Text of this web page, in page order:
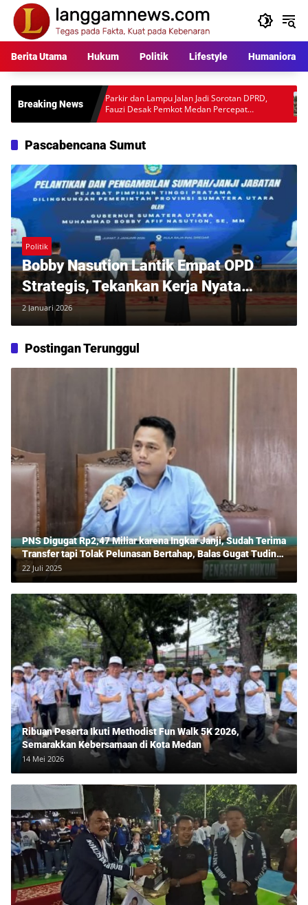
Langsung
konten
Berita Utama Hukum Politik Lifestyle Humaniora
Breaking NewsParkir dan Lampu Jalan Jadi Sorotan DPRD,
Fauzi Desak Pemkot Medan Percepat
Pembenahan
Warga
Rp397
Pascabencana Sumut
Politik
Bobby Nasution Lantik Empat OPD
Strategis, Tekankan Kerja Nyata
Pascabencana
2 Januari 2026
Postingan Terunggul
PNS Digugat Rp2,47 Miliar karena Ingkar Janji, Sudah Terima
Transfer tapi Tolak Pelunasan Bertahap, Balas Gugat Tuding
Lawan Tipu Rp850 Juta
22 Juli 2025
Ribuan Peserta Ikuti Methodist Fun Walk 5K 2026,
Semarakkan Kebersamaan di Kota Medan
14 Mei 2026